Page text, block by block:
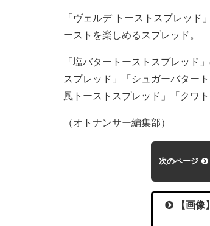
「ヴェルデ トーストスプレッ
ーストを楽しめるスプレッド。
「塩バタートーストスプレッド
スプレッド」「シュガーバター
風トーストスプレッド」「クワ
（オトナンサー編集部）
次のページ
【画像